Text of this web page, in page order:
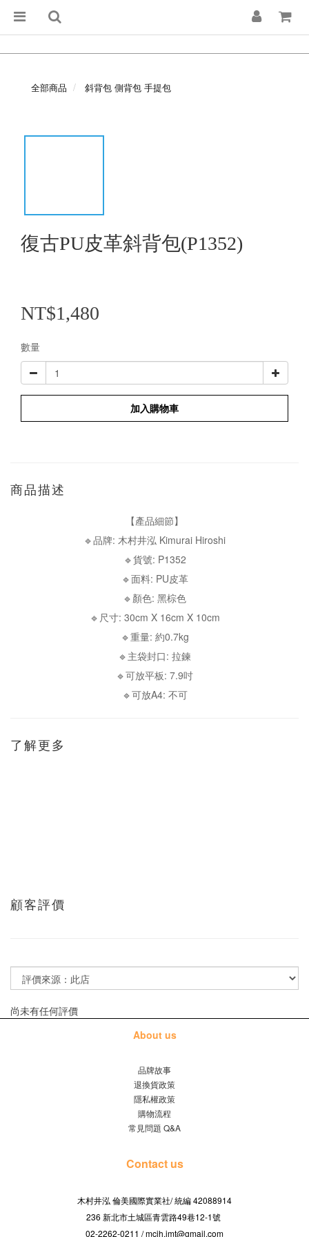
全部商品 斜背包 側背包 手提包
復古PU皮革斜背包(P1352)
NT$1,480
數量
加入購物車
商品描述
【產品細節】
🔹品牌: 木村井泓 Kimurai Hiroshi
🔹貨號: P1352
🔹面料: PU皮革
🔹顏色: 黑棕色
🔹尺寸: 30cm X 16cm X 10cm
🔹重量: 約0.7kg
🔹主袋封口: 拉鍊
🔹可放平板: 7.9吋
🔹可放A4: 不可
了解更多
顧客評價
尚未有任何評價
About us
品牌故事
退換貨政策
隱私權政策
購物流程
常見問題 Q&A
Contact us
木村井泓 倫美國際實業社/統編 42088914
236 新北市土城區青雲路49巷12-1號
02-2262-0211 / mcjh.jmt@gmail.com